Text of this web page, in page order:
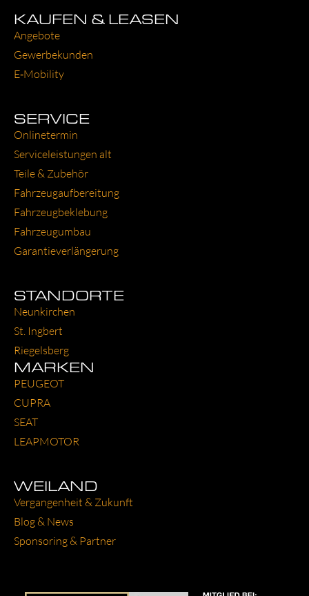
KAUFEN & LEASEN
Ange­bo­te
Gewer­be­kun­den
E‑Mobility
SERVICE
Online­ter­min
Ser­vice­leis­tun­gen alt
Tei­le & Zube­hör
Fahr­zeug­auf­be­rei­tung
Fahr­zeug­be­kle­bung
Fahr­zeug­um­bau
Garantie­verlängerung
STANDORTE
Neun­kir­chen
St. Ing­bert
Rie­gels­berg
MARKEN
PEU­GEOT
CUP­RA
SEAT
LEAP­MO­TOR
WEILAND
Ver­gan­gen­heit & Zukunft
Blog & News
Spon­so­ring & Part­ner